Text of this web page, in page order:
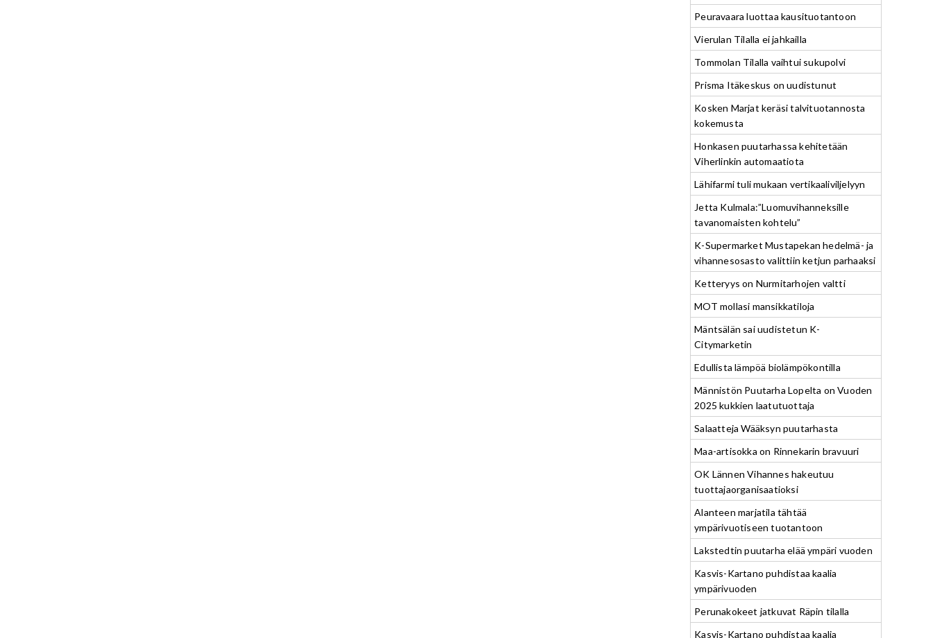
Peuravaara luottaa kausituotantoon
Vierulan Tilalla ei jahkailla
Tommolan Tilalla vaihtui sukupolvi
Prisma Itäkeskus on uudistunut
Kosken Marjat keräsi talvituotannosta
kokemusta
Honkasen puutarhassa kehitetään
Viherlinkin automaatiota
Lähifarmi tuli mukaan vertikaaliviljelyyn
Jetta Kulmala:”Luomuvihanneksille
tavanomaisten kohtelu”
K-Supermarket Mustapekan hedelmä- ja
vihannesosasto valittiin ketjun parhaaksi
Ketteryys on Nurmitarhojen valtti
MOT mollasi mansikkatiloja
Mäntsälän sai uudistetun K-
Citymarketin
Edullista lämpöä biolämpökontilla
Männistön Puutarha Lopelta on Vuoden
2025 kukkien laatutuottaja
Salaatteja Wääksyn puutarhasta
Maa-artisokka on Rinnekarin bravuuri
OK Lännen Vihannes hakeutuu
tuottajaorganisaatioksi
Alanteen marjatila tähtää
ympärivuotiseen tuotantoon
Lakstedtin puutarha elää ympäri vuoden
Kasvis-Kartano puhdistaa kaalia
ympärivuoden
Perunakokeet jatkuvat Räpin tilalla
Kasvis-Kartano puhdistaa kaalia